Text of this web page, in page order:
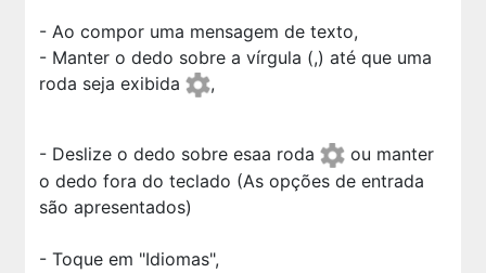
- Ao compor uma mensagem de texto,
- Manter o dedo sobre a vírgula (,) até que uma
roda seja exibida
,
- Deslize o dedo sobre esaa roda
ou manter
o dedo fora do teclado (As opções de entrada
são apresentados)
- Toque em "Idiomas",